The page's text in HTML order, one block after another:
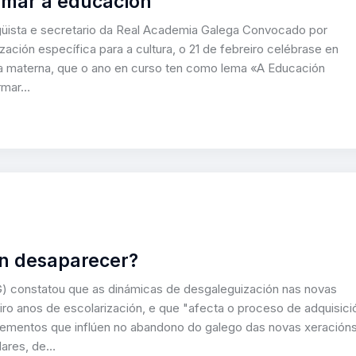
e secretario da Real Academia Galega Convocado por
específica para a cultura, o 21 de febreiro celébrase en
que o ano en curso ten como lema «A Educación
desaparecer?
constatou que as dinámicas de desgaleguización nas novas
anos de escolarización, e que "afecta o proceso de
que inflúen no abandono do galego das novas
de…